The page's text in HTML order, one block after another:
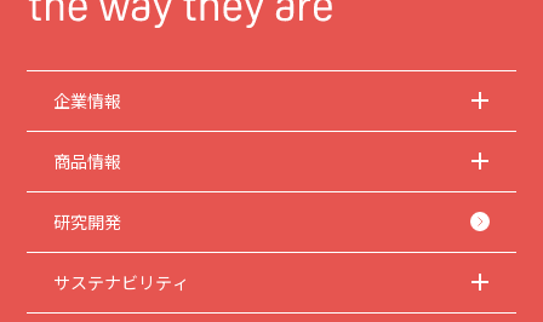
企業情報
商品情報
研究開発
サステナビリティ